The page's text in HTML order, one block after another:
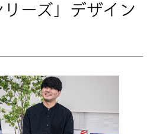
リーズ」デザイン